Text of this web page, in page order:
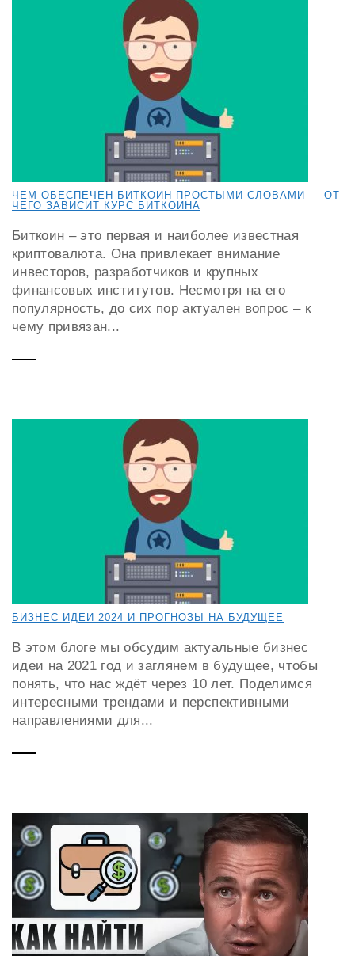
ЧЕМ ОБЕСПЕЧЕН БИТКОИН ПРОСТЫМИ СЛОВАМИ — ОТ
ЧЕГО ЗАВИСИТ КУРС БИТКОИНА
Биткоин – это первая и наиболее известная
криптовалюта. Она привлекает внимание
инвесторов, разработчиков и крупных
финансовых институтов. Несмотря на его
популярность, до сих пор актуален вопрос – к
чему привязан...
БИЗНЕС ИДЕИ 2024 И ПРОГНОЗЫ НА БУДУЩЕЕ
В этом блоге мы обсудим актуальные бизнес
идеи на 2021 год и заглянем в будущее, чтобы
понять, что нас ждёт через 10 лет. Поделимся
интересными трендами и перспективными
направлениями для...